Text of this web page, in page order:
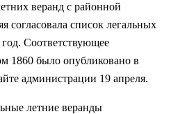
веранд с районной
согласовала список легальных
Соответствующее
1860 было опубликовано в
администрации 19 апреля.
летние веранды